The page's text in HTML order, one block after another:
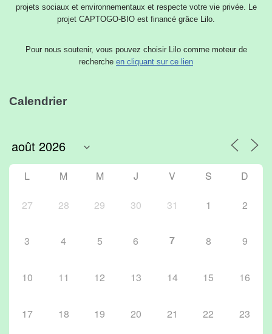
projets sociaux et environnementaux et respecte votre vie privée. Le
projet CAPTOGO-BIO est financé grâce Lilo.
Pour nous soutenir, vous pouvez choisir Lilo comme moteur de
recherche en cliquant sur ce lien
Calendrier
L M M J V S D
27 28 29 30 31 1 2
3 4 5 6 7 8 9
10 11 12 13 14 15 16
17 18 19 20 21 22 23